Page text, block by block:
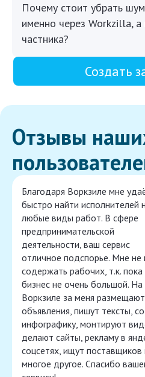
Почему стоит убрать
именно через Workzilla,
частника?
Создать
Отзывы
Благодаря Воркзиле мне
быстро найти исполнителей
любые виды работ. В сфере
предпринимательской
деятельности, ваш сервис
отличное подспорье. Мне не
содержать рабочих, т.к. пока
бизнес не очень большой. На
Воркзиле за меня размещают
объявления, пишут тексты,
инфографику, монтируют
делают сайты, рекламу в
соцсетях, ищут поставщиков
многое другое. Спасибо